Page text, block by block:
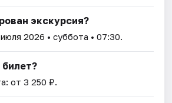
экскурсия?
2026 • суббота • 07:30.
от 3 250 ₽.